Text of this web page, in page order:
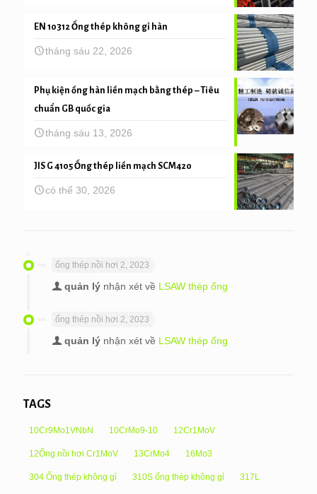
EN 10312 Ống thép không gỉ hàn
tháng sáu 22, 2026
Phụ kiện ống hàn liền mạch bằng thép – Tiêu
chuẩn GB quốc gia
tháng sáu 13, 2026
JIS G 4105 Ống thép liền mạch SCM420
có thể 30, 2026
ống thép nồi hơi 2, 2023
quản lý nhận xét về LSAW thép ống
ống thép nồi hơi 2, 2023
quản lý nhận xét về LSAW thép ống
TAGS
10Cr9Mo1VNbN 10CrMo9-10 12Cr1MoV
12Ống nồi hơi Cr1MoV 13CrMo4 16Mo3
304 Ống thép không gỉ 310S ống thép không gỉ 317L